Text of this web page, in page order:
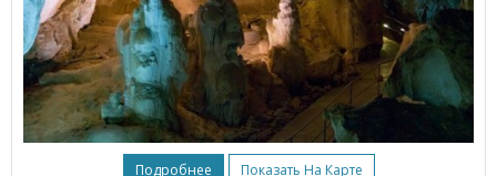
Подробнее Показать На Карте